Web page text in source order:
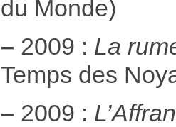
du Monde)
– 2009 : La
Temps des
– 2009 :